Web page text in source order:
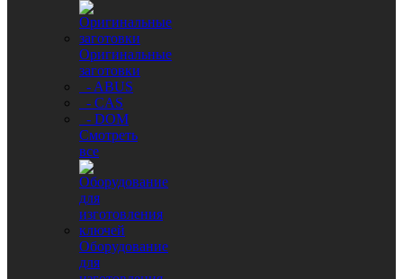
Оригинальные
заготовки
- ABUS
- CAS
- DOM
Смотреть
все
Оборудование
для